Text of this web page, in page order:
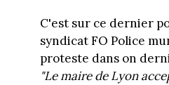
C'est sur ce dernier
syndicat FO Police
proteste dans on
"Le maire de Lyon